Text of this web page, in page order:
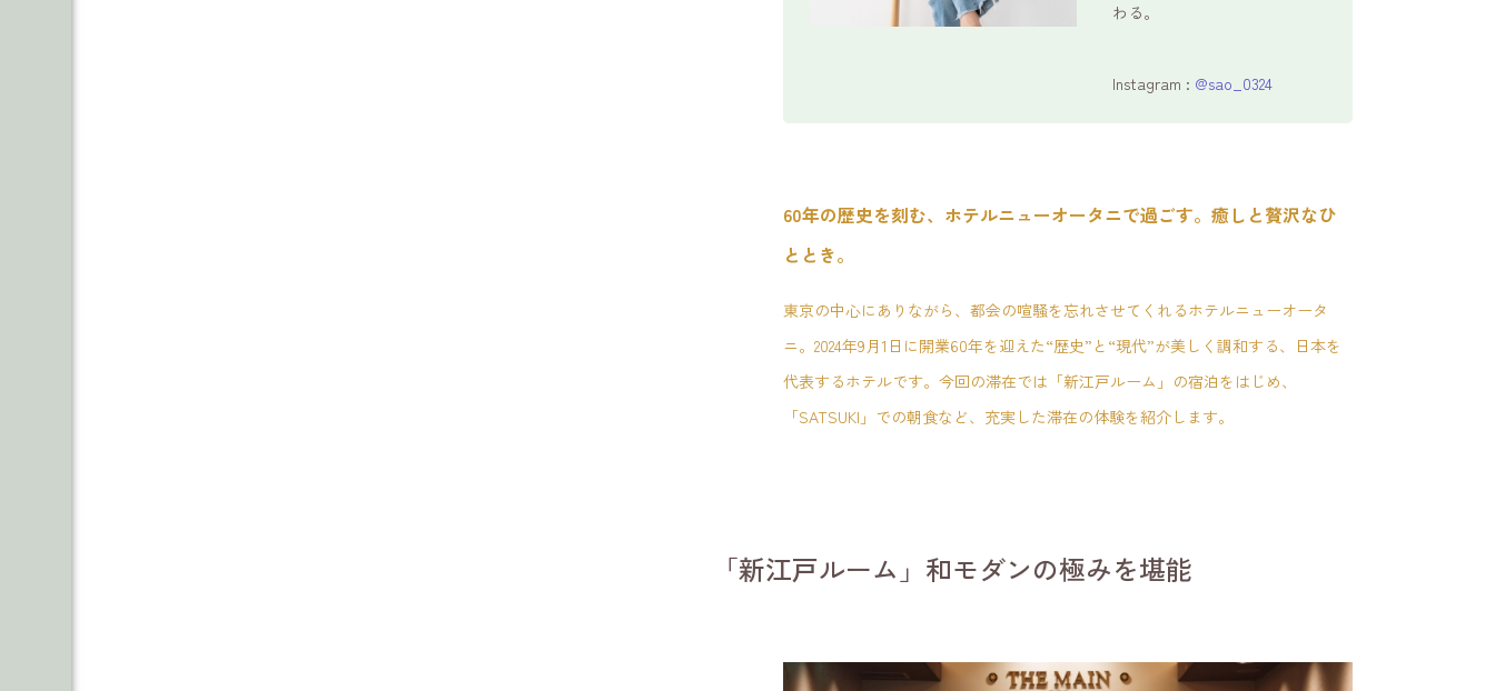
わる。
Instagram : @sao_0324
60年の歴史を刻む、ホテルニューオータニで過ごす。癒しと贅沢なひ
ととき。
東京の中心にありながら、都会の喧騒を忘れさせてくれるホテルニューオータ
ニ。2024年9月1日に開業60年を迎えた“歴史”と“現代”が美しく調和する、日本を
代表するホテルです。今回の滞在では「新江戸ルーム」の宿泊をはじめ、
「SATSUKI」での朝食など、充実した滞在の体験を紹介します。
「新江戸ルーム」和モダンの極みを堪能